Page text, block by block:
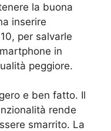
la buona
inserire
per salvarle
in
peggiore.
e ben fatto. Il
rende
smarrito. La